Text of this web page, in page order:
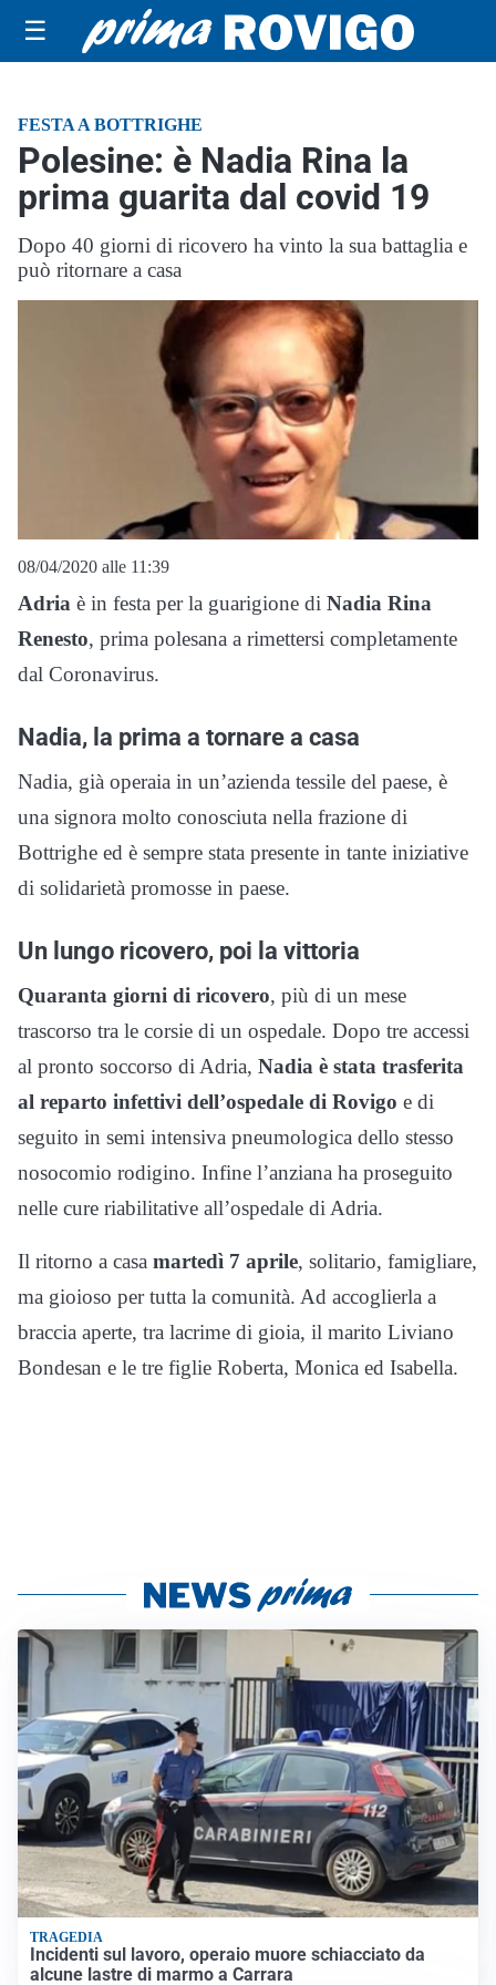
☰
FESTA A BOTTRIGHE
Polesine: è Nadia Rina la
prima guarita dal covid 19
Dopo 40 giorni di ricovero ha vinto la sua battaglia e
può ritornare a casa
08/04/2020 alle 11:39
Adria è in festa per la guarigione di Nadia Rina
Renesto, prima polesana a rimettersi completamente
dal Coronavirus.
Nadia, la prima a tornare a casa
Nadia, già operaia in un’azienda tessile del paese, è
una signora molto conosciuta nella frazione di
Bottrighe ed è sempre stata presente in tante iniziative
di solidarietà promosse in paese.
Un lungo ricovero, poi la vittoria
Quaranta giorni di ricovero, più di un mese
trascorso tra le corsie di un ospedale. Dopo tre accessi
al pronto soccorso di Adria, Nadia è stata trasferita
al reparto infettivi dell’ospedale di Rovigo e di
seguito in semi intensiva pneumologica dello stesso
nosocomio rodigino. Infine l’anziana ha proseguito
nelle cure riabilitative all’ospedale di Adria.
Il ritorno a casa martedì 7 aprile, solitario, famigliare,
ma gioioso per tutta la comunità. Ad accoglierla a
braccia aperte, tra lacrime di gioia, il marito Liviano
Bondesan e le tre figlie Roberta, Monica ed Isabella.
TRAGEDIA
Incidenti sul lavoro, operaio muore schiacciato da
alcune lastre di marmo a Carrara